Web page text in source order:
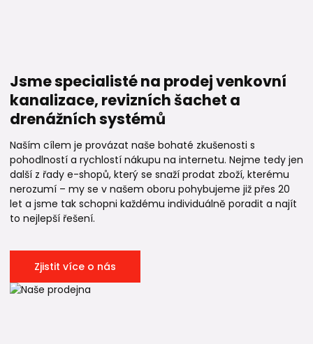
Jsme specialisté na prodej venkovní
kanalizace, revizních šachet a
drenážních systémů
Naším cílem je provázat naše bohaté zkušenosti s
pohodlností a rychlostí nákupu na internetu. Nejme tedy jen
další z řady e-shopů, který se snaží prodat zboží, kterému
nerozumí – my se v našem oboru pohybujeme již přes 20
let a jsme tak schopni každému individuálně poradit a najít
to nejlepší řešení.
Zjistit více o nás